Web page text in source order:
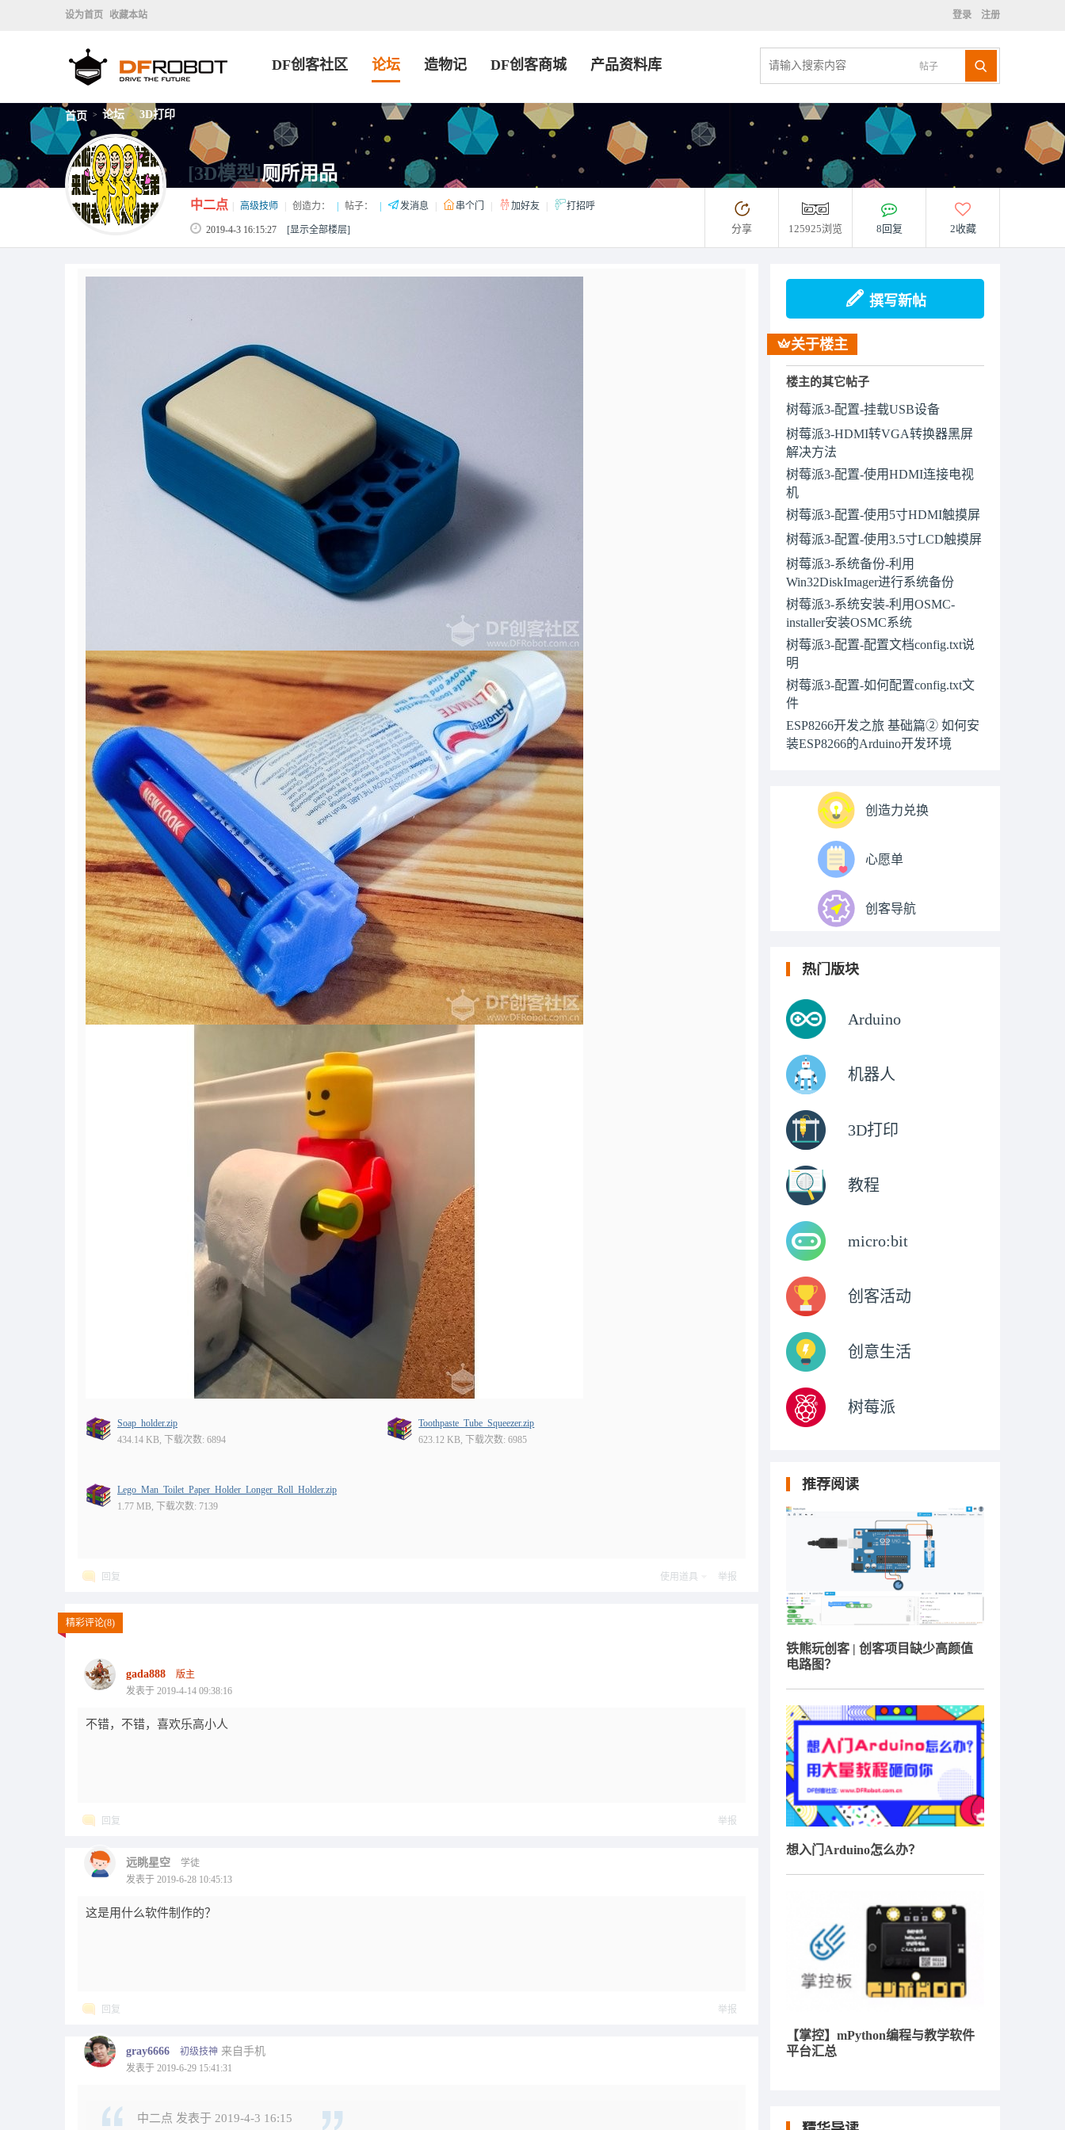
设为首页 收藏本站 登录 注册
帖子
DF创客社区 论坛 造物记 DF创客商城 产品资料库
首页 > 论坛 > 3D打印
[3D模型]厕所用品
中二点 高级技师 创造力： 帖子： 发消息 串个门 加好友 打招呼
2019-4-3 16:15:27 [显示全部楼层] 分享 125925浏览 8回复 2收藏
Soap_holder.zip
434.14 KB, 下载次数: 6894
Toothpaste_Tube_Squeezer.zip
623.12 KB, 下载次数: 6985
Lego_Man_Toilet_Paper_Holder_Longer_Roll_Holder.zip
1.77 MB, 下载次数: 7139
回复 使用道具 举报
精彩评论(8)
gada888
版主
发表于 2019-4-14 09:38:16
不错，不错，喜欢乐高小人
回复 举报
远眺星空
学徒
发表于 2019-6-28 10:45:13
这是用什么软件制作的？
回复 举报
gray6666 初级技神 来自手机
发表于 2019-6-29 15:41:31
中二点 发表于 2019-4-3 16:15
撰写新帖
关于楼主
楼主的其它帖子
树莓派3-配置-挂载USB设备
树莓派3-HDMI转VGA转换器黑屏
解决方法
树莓派3-配置-使用HDMI连接电视
机
树莓派3-配置-使用5寸HDMI触摸屏
树莓派3-配置-使用3.5寸LCD触摸屏
树莓派3-系统备份-利用
Win32DiskImager进行系统备份
树莓派3-系统安装-利用OSMC-
installer安装OSMC系统
树莓派3-配置-配置文档config.txt说
明
树莓派3-配置-如何配置config.txt文
件
ESP8266开发之旅 基础篇② 如何安
装ESP8266的Arduino开发环境
创造力兑换
心愿单
创客导航
热门版块
Arduino
机器人
3D打印
教程
micro:bit
创客活动
创意生活
树莓派
推荐阅读
铁熊玩创客 | 创客项目缺少高颜值
电路图？
想入门Arduino怎么办？
【掌控】mPython编程与教学软件
平台汇总